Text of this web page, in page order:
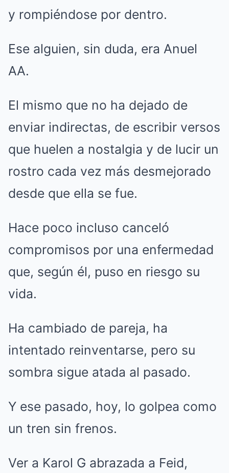
y rompiéndose por dentro.
Ese alguien, sin duda, era Anuel
AA.
El mismo que no ha dejado de
enviar indirectas, de escribir versos
que huelen a nostalgia y de lucir un
rostro cada vez más desmejorado
desde que ella se fue.
Hace poco incluso canceló
compromisos por una enfermedad
que, según él, puso en riesgo su
vida.
Ha cambiado de pareja, ha
intentado reinventarse, pero su
sombra sigue atada al pasado.
Y ese pasado, hoy, lo golpea como
un tren sin frenos.
Ver a Karol G abrazada a Feid,